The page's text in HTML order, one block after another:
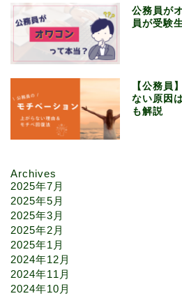
公務員が
員が受験
【公務員
ない原因
も解説
Archives
2025年7月
2025年5月
2025年3月
2025年2月
2025年1月
2024年12月
2024年11月
2024年10月